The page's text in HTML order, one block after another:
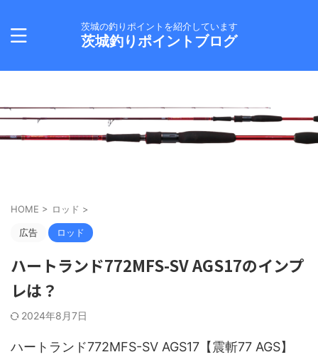
茨城の釣りポイントを紹介しています
茨城釣りポイントブログ
HOME > ロッド >
広告 ロッド
ハートランド772MFS-SV AGS17のインプ
レは？
2024年8月7日
ハートランド772MFS-SV AGS17【震斬77 AGS】